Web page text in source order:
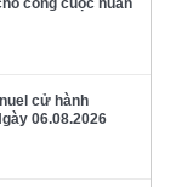
công cuộc huấn
cử hành
06.08.2026